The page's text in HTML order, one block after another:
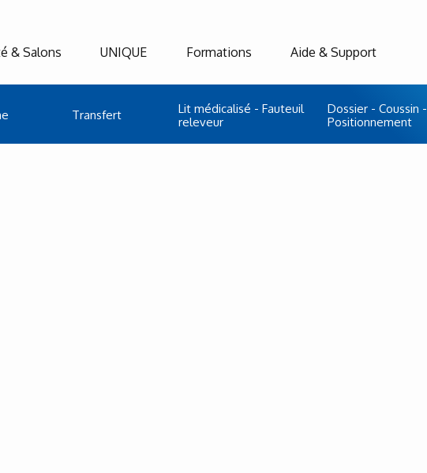
Transfert
Lit médicalisé - Fauteuil
releveur
Dossier - Coussin -
Positionnement
& Salons UNIQUE Formations Aide & Support